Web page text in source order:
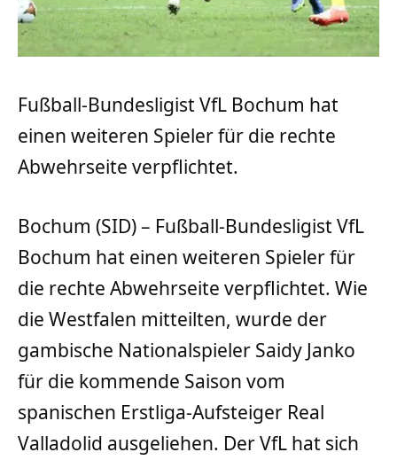
Fußball-Bundesligist VfL Bochum hat
einen weiteren Spieler für die rechte
Abwehrseite verpflichtet.
Bochum (SID) – Fußball-Bundesligist VfL
Bochum hat einen weiteren Spieler für
die rechte Abwehrseite verpflichtet. Wie
die Westfalen mitteilten, wurde der
gambische Nationalspieler Saidy Janko
für die kommende Saison vom
spanischen Erstliga-Aufsteiger Real
Valladolid ausgeliehen. Der VfL hat sich